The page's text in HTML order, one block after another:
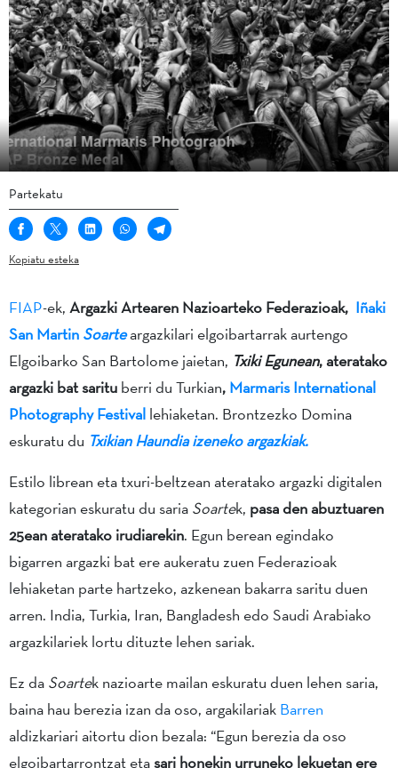
Partekatu
Kopiatu esteka
FIAP-ek, Argazki Artearen Nazioarteko Federazioak, Iñaki
San Martin Soarte argazkilari elgoibartarrak aurtengo
Elgoibarko San Bartolome jaietan, Txiki Egunean, ateratako
argazki bat saritu berri du Turkian, Marmaris International
Photography Festival lehiaketan. Brontzezko Domina
eskuratu du Txikian Haundia izeneko argazkiak.
Estilo librean eta txuri-beltzean ateratako argazki digitalen
kategorian eskuratu du saria Soartek, pasa den abuztuaren
25ean ateratako irudiarekin. Egun berean egindako
bigarren argazki bat ere aukeratu zuen Federazioak
lehiaketan parte hartzeko, azkenean bakarra saritu duen
arren. India, Turkia, Iran, Bangladesh edo Saudi Arabiako
argazkilariek lortu dituzte lehen sariak.
Ez da Soartek nazioarte mailan eskuratu duen lehen saria,
baina hau berezia izan da oso, argakilariak Barren
aldizkariari aitortu dion bezala: “Egun berezia da oso
elgoibartarrontzat etasari honekin urruneko lekuetan ere